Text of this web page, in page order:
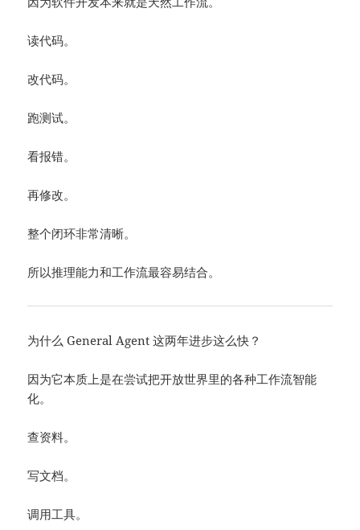
读代码。
改代码。
跑测试。
看报错。
再修改。
整个闭环非常清晰。
所以推理能力和工作流最容易结合。
为什么 General Agent 这两年进步这么快？
因为它本质上是在尝试把开放世界里的各种工作流智能
化。
查资料。
写文档。
调用工具。